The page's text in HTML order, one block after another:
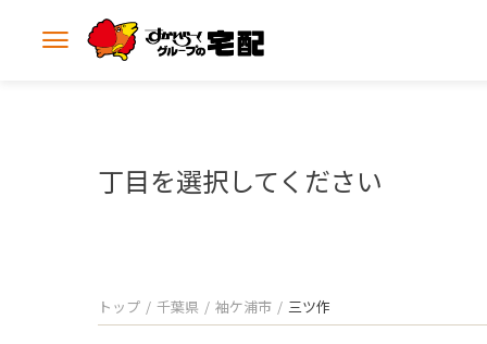
メ
丁目を選択してください
トップ 千葉県 袖ケ浦市 三ツ作